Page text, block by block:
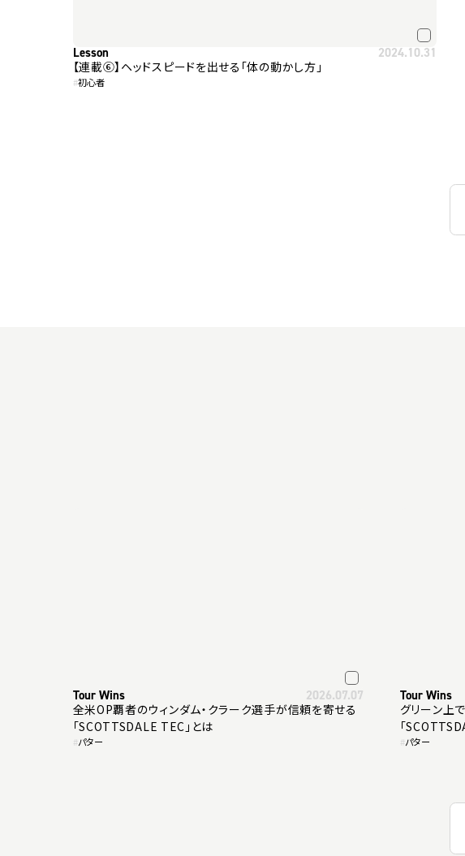
Lesson 2024.10.31
【連載⑥】ヘッドスピードを出せる「体の動かし方」
#初心者
Tour Wins 2026.07.07
全米OP覇者のウィンダム・クラーク選手が信頼を寄せる
「SCOTTSDALE TEC」とは
#パター
Tour Wins
グリーン上
「
#パター